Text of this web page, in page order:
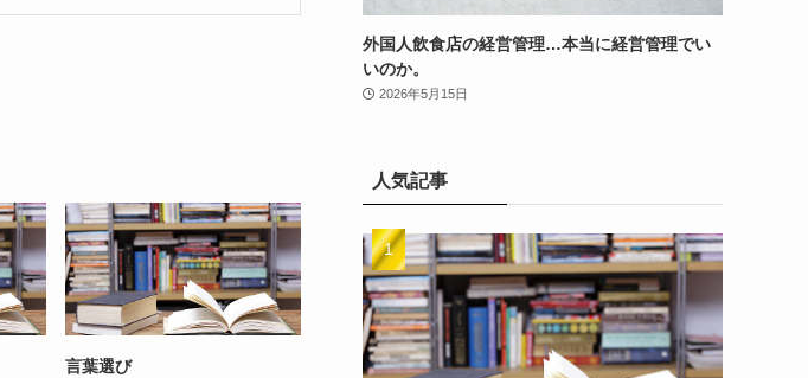
言葉選び
外国人飲食店の経営管理…本当に経営管理でい
いのか。
2026年5月15日
人気記事